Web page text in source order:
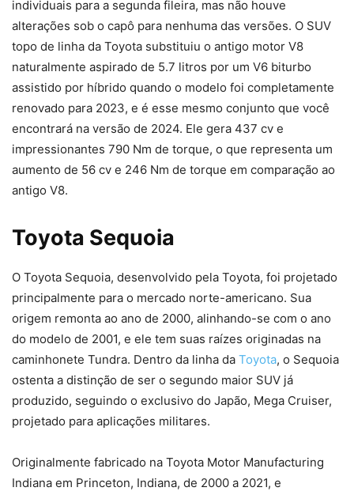
individuais para a segunda fileira, mas não houve
alterações sob o capô para nenhuma das versões. O SUV
topo de linha da Toyota substituiu o antigo motor V8
naturalmente aspirado de 5.7 litros por um V6 biturbo
assistido por híbrido quando o modelo foi completamente
renovado para 2023, e é esse mesmo conjunto que você
encontrará na versão de 2024. Ele gera 437 cv e
impressionantes 790 Nm de torque, o que representa um
aumento de 56 cv e 246 Nm de torque em comparação ao
antigo V8.
Toyota Sequoia
O Toyota Sequoia, desenvolvido pela Toyota, foi projetado
principalmente para o mercado norte-americano. Sua
origem remonta ao ano de 2000, alinhando-se com o ano
do modelo de 2001, e ele tem suas raízes originadas na
caminhonete Tundra. Dentro da linha da Toyota, o Sequoia
ostenta a distinção de ser o segundo maior SUV já
produzido, seguindo o exclusivo do Japão, Mega Cruiser,
projetado para aplicações militares.
Originalmente fabricado na Toyota Motor Manufacturing
Indiana em Princeton, Indiana, de 2000 a 2021, e